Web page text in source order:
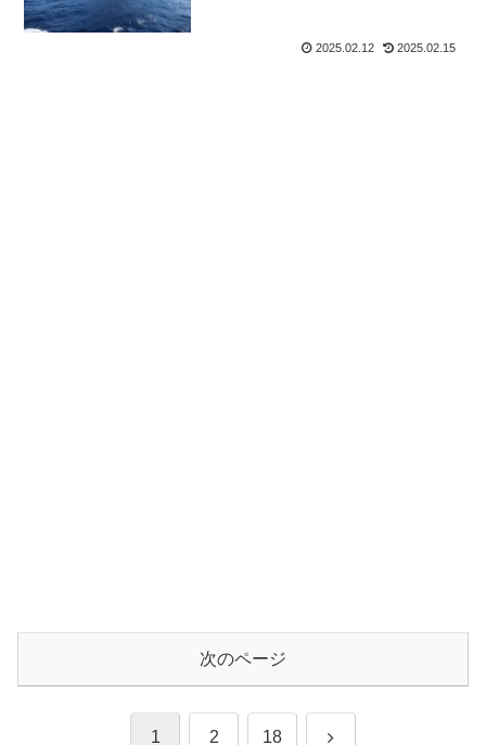
2025.02.12 2025.02.15
次のページ
1 2 18 次